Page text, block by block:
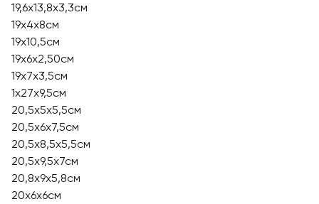
19,6х13,8х3,3см
19x4x8см
19х10,5см
19х6х2,50см
19х7х3,5см
1x27x9,5см
20,5х5х5,5см
20,5х6х7,5см
20,5х8,5х5,5см
20,5х9,5х7см
20,8х9х5,8см
20x6x6см